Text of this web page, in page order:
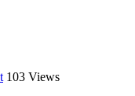
103 Views